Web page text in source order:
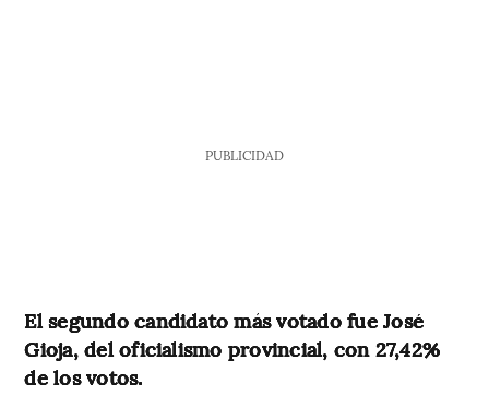
PUBLICIDAD
El segundo candidato más votado fue José
Gioja, del oficialismo provincial, con 27,42%
de los votos.